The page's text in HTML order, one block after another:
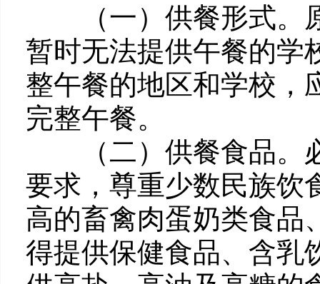
（一）供餐形式。原
暂时无法提供午餐的学
整午餐的地区和学校，
完整午餐。
（二）供餐食品。必
要求，尊重少数民族饮
高的畜禽肉蛋奶类食品
得提供保健食品、含乳